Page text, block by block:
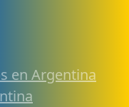
en Argentina